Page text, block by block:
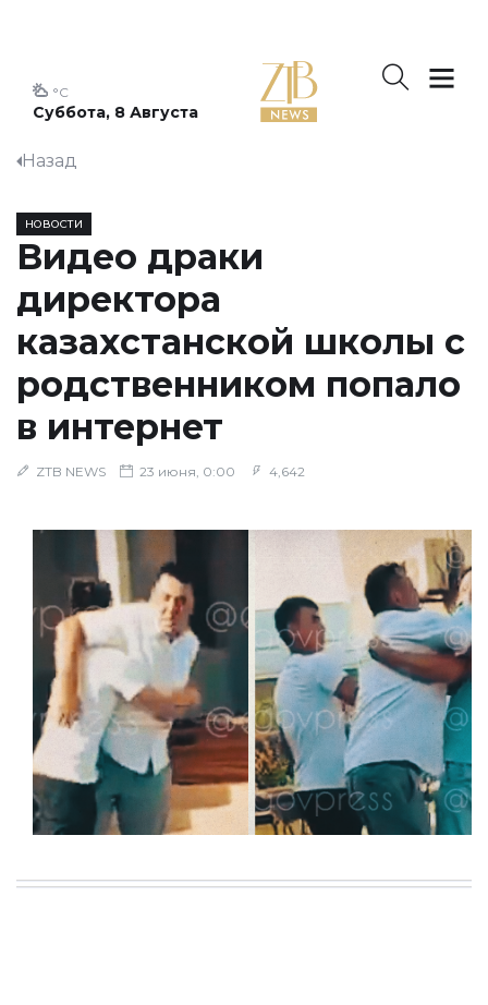
Суббота, 8 Августа
°C
Назад
НОВОСТИ
Видео драки
директора
казахстанской школы с
родственником попало
в интернет
ZTB NEWS 23 июня, 0:00 4,642